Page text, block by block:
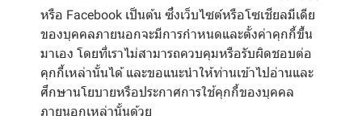
หรือ Facebook เป็นต้น ซึ่งเว็บไซต์หรือโซเชียลมีเดีย
ของบุคคลภายนอกจะมีการกำหนดและตั้งค่าคุกกี้ขึ้น
มาเอง โดยที่เราไม่สามารถควบคุมหรือรับผิดชอบต่อ
คุกกี้เหล่านั้นได้ และขอแนะนำให้ท่านเข้าไปอ่านและ
ศึกษานโยบายหรือประกาศการใช้คุกกี้ของบุคคล
ภายนอกเหล่านั้นด้วย